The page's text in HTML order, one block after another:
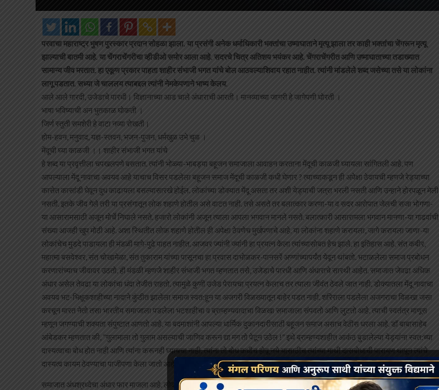
परवाचा महाराष्ट्र भुषण पुरस्कार प्रदान सोहळा झाला. या प्रसंगी अनेक धर्माधिकारी भक्तांचा उष्माघाताने मृत्यू झाला तर काही भक्तांचा चेंगरून मृत्यू
झाल्याची बातमी आहे. या चेंगराचेंगरीचा व्हीडीओ समोर आला आहे. सदरचे चित्र अतिशय भयंकर आहे. चेंगराचेंगरीत आणि उष्माघाताच्या तडाख्यात
सामान्य जीव मरतात. हा एकूण प्रकार पाहता शाहीर संभाजी भगत यांचे बोल आठवल्याशिवाय रहात नाहीत. त्यांनी मांडलेले शब्द जसेच्या तसे या लोकांना
लागू पडतात. सध्या जे चाललय त्याबद्दल त्यांनी नेमकेपणाने भाष्य केलय.
आले आले गारदी, उजेडाचे पारधी। विज्ञानाच्या आड चाले अंधाराची आरती। मानव्याच्या जागरी हे जागेपणी घोरती ।
भाषा भविष्याची अन भुतकाळ घोकती ।
जिर्ण स्तुती समशेरी हे वाटा नव्या रोखती।
होम-हवन, मनुवाद, यज्ञ-स्तवन, भजन-पुजन, धर्मखुळ उभे चुळ ।
मेंदूची घ्या काळजी ।। शाहीर संभाजी भगत यांचे
हे शब्द या प्रवृत्तीला चपखलपणे बसतात. त्यांनी भोळ्या-भाबड्या बहूजन समाजाला आवाहन करताना मेंदूची काळजी घ्यायला सांगितली आहे. पण
आपल्याला मेंदू नावाचा अवयव आहे याचाच विसर पडलेला बहूजन समाज मेंदूची काळजी कधी घेणार ? त्याच्याकडून ही अपेेक्षा ठेवायची म्हणजे रेड्याच्या
कासेत कासांडी घेवून दुध काढायला बसल्यासारखे होईल. लोकांच्या डोक्यात मेंदू असता तर अशी येड्याची जत्रा भरली नसती आणि उन्हाने होरपळून मेली
नसती. इतके जीव गेले तरी या प्रसंगातून लोक शहाणे होतील असे वाटत नाही. तसे असते तर बलात्कार करणा-या व सदर आरोपात जेलची सजा भोगणा-
या आसारामसाठी अजून मोर्चे निघाले नसते. हजारो लोकांनी अजून त्याला आपला भगवान मानले नसते. बलात्कारी आसारामला भगवान मानणा-या गाढवांची
संख्या आजही खुप मोठी आहे. अशा स्थितीत लोक शहाणे होतील ही अपेक्षा ठेवणेच मुर्खपणाचे आहे. या लोकांना शहाणे करायला, जागे करायला जाणा-या
लोकांचेच मुडदे पाडायला ही मंडळी मागे-पुढे पाहत नाहीत. आजवर ज्यांनी ज्यांनी हा प्रयत्न केला त्यांच्यासोबत हेच झाले. हा इतिहास आहे. संत कबीर,
महात्मा बसवेश्वर, संत चोखामेळा, संत तुकाराम यांच्या पासूनचा हा प्रवास दाभोळकर-पानसरें अण्णांच्यापर्यंत येवून थांबतो. भटाळलेला समाज प्रबोधन
करणारांच्याच जीवावर उठतो. ही मंडळी म्हणजे शाहीर संभाजी भगत म्हणतात तसे, उजेडाचे पारधी आणि अंधाराचे सारथी आहेत. समाजात जेवढा अधिक
अंधार असेल तेवढा या लोकांचा धंदा तेजीत राहतो. त्यामुळे कुणी उजेड पेरायचा प्रयत्न केलाच तर त्याला जीवंत ठेवले जात नाही. डोक्यातला मेंदू नावाचा
अवयव भट-भिक्षूकशाहीच्या नादाने कुंठीत झालेला समाज स्वत:हून या अजगरी विळख्यातून बाहेर पडत नाही. शरिराला पडलेला अजगराचा विळखा जसा
करचून मारत नेतो तसा भारतीय समाजाला पडलेला भटशाहीचा व ब्राम्हण्यवादाचा विळखा समाजाला संपवतो आणि लुटतो आहे. त्याची स्वतंत्र माणूस
म्हणून जगण्याची शक्यता संपुष्टात आणतो आहे. या बदमाशांनी आपल्या धार्मिक दुकानदारीसाठी बहूजन समाज असाच वेठीस धरला आहे. डॉ बाबासाहेब
आंबेडकर म्हणतात की, “गुलामाला तो गुलाम असल्याची जाणिव करून द्या मग तो पेटून उठेल !” इथे ब्राम्हण्यशाहीत आकंठ बुडालेल्या येड्यांना स्वत:च्या
दास्यत्वाचा बोध होत नाही आणि त्यांना करूनही घ्यायचा नाही. त्यांना तो बोध कधीच होवू नये यासाठीच त्यांच्या माथी दासबोधाची पारायण थापून त्यांचे
दास्यत्व कायम ठेवण्याचा पाजीपणा केला जातो आहे.
समाजात अंधश्रध्देचा अंधार फार माजला आहे. लोक शिकून सवरून विचार करायला तयार नाहीत. मेंदूचा उपयोग करायला तयार नाहीत. बुवाबाजी आणि